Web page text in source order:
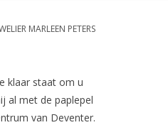
MARLEEN PETERS
klaar staat om u
al met de paplepel
van Deventer.